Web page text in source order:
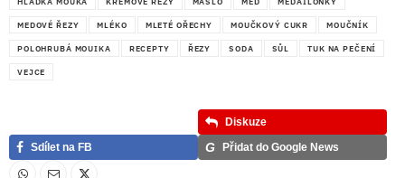
MEDOVÉ ŘEZY MLÉKO MLETÉ OŘECHY MOUČKOVÝ CUKR MOUČNÍK
POLOHRUBÁ MOUIKA RECEPTY ŘEZY SODA SŮL TUK NA PEČENÍ
VEJCE
Diskuze
Sdílet na FB
G Přidat do Google News